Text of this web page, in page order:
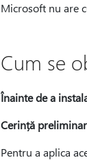
Microsoft nu are
Cum se
Înainte de a
Cerință
Pentru a aplica